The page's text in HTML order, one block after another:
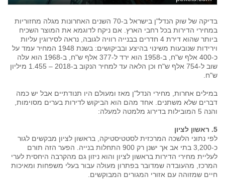
בדיקה של שוק הנדל"ן בישראל ב-70 השנים האחרונות מגלה מחזוריות
במחירי הדירות בכל רחבי הארץ. אם ניקח לדוגמא את המוצר השכיח
ביותר שהוא דירת 4 חדרים בבנייה רוויה לגובה, נראה לסירוגין עליות
וירידות שנובעות משינוי בהיצע ובביקושים: בשנת 1948 המחיר עמד על
כ-400 אלף ש"ח, ב-1958 הוא ירד ל-377 אלף ש"ח, ב-1968 הוא עלה
שוב ל-754 אלף ש"ח וכן הלאה עד למחיר הנקוב ב-2018 – 1.455 מיליון
ש"ח.
במילים אחרות, מחירי הנדל"ן מאז ומעולם היו תנודתיים אבל יש כמה
דברים שלא משתנים. אחד מהם הוא הביקוש לדירות בערים מסוימות,
והנה 5 המובילות בדירוג מלמטה למעלה:
5. ראשון לציון
לפי נתוני הלשכה המרכזית לסטטיסטיקה, בראשון לציון מבקשים לגור
כ-3,200 בתי אב אך ישנן רק 900 התחלות בנייה. הפער הזה תורם
לעליית מחירי הדירות בראשון לציון והוא ניזון גם מהקרבה היחסית לערי
המרכז, מהעובדה שמדובר בפתרון מעולה עבור בעלי משפחות ומאיכות
חיים שמזוהה עם אזורי המגורים המבוקשים.